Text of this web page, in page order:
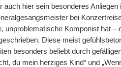
hier sein besonderes Anliegen
bei
unproblematische Komponist hat –
Diese meist
besonders beliebt durch
du mein herziges Kind“ und